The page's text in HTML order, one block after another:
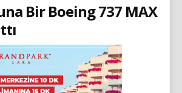
Bir Boeing 737 MAX